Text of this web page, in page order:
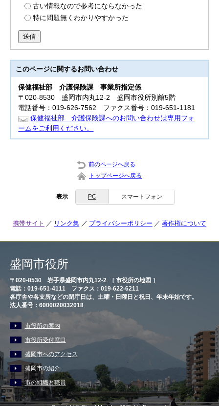
古い情報なので参考にならなかった
特に問題無くわかりやすかった
送信
このページに関するお問い合わせ
保健福祉部介護保険課 事業所指定係
〒020-8530 盛岡市内丸12-2 盛岡市役所別館5階
電話番号：019-626-7562 ファクス番号：019-651-1181
保健福祉部 介護保険課へのお問い合わせは専用フォ
ームをご利用ください。
前のページへ戻る
トップページへ戻る
表示 PC スマートフォン
携帯サイト リンク集 プライバシーポリシー 著作権について
盛岡市役所
〒020-8530 岩手県盛岡市内丸12-2 [ 市役所の地図 ］
電話：019-651-4111 ファクス：019-622-6211
各庁舎や各支所などの閉庁日は、土曜・日曜日と祝日、年末年始です。
法人番号：6000020032018
市役所の案内
市役所受付窓口
盛岡市へのアクセス
盛岡市の紹介
市の組織と職員